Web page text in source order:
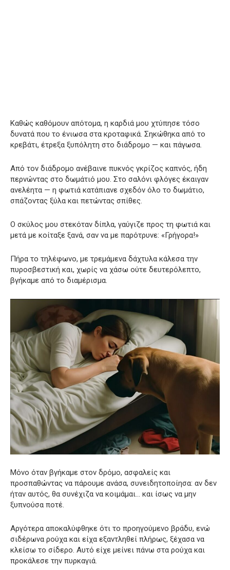
Καθώς καθόμουν απότομα, η καρδιά μου χτύπησε τόσο
δυνατά που το ένιωσα στα κροταφικά. Σηκώθηκα από το
κρεβάτι, έτρεξα ξυπόλητη στο διάδρομο — και πάγωσα.
Από τον διάδρομο ανέβαινε πυκνός γκρίζος καπνός, ήδη
περνώντας στο δωμάτιό μου. Στο σαλόνι φλόγες έκαιγαν
ανελέητα — η φωτιά κατάπιανε σχεδόν όλο το δωμάτιο,
σπάζοντας ξύλα και πετώντας σπίθες.
Ο σκύλος μου στεκόταν δίπλα, γαύγιζε προς τη φωτιά και
μετά με κοίταξε ξανά, σαν να με παρότρυνε: «Γρήγορα!»
Πήρα το τηλέφωνο, με τρεμάμενα δάχτυλα κάλεσα την
πυροσβεστική και, χωρίς να χάσω ούτε δευτερόλεπτο,
βγήκαμε από το διαμέρισμα.
Μόνο όταν βγήκαμε στον δρόμο, ασφαλείς και
προσπαθώντας να πάρουμε ανάσα, συνειδητοποίησα: αν δεν
ήταν αυτός, θα συνέχιζα να κοιμάμαι… και ίσως να μην
ξυπνούσα ποτέ.
Αργότερα αποκαλύφθηκε ότι το προηγούμενο βράδυ, ενώ
σιδέρωνα ρούχα και είχα εξαντληθεί πλήρως, ξέχασα να
κλείσω το σίδερο. Αυτό είχε μείνει πάνω στα ρούχα και
προκάλεσε την πυρκαγιά.